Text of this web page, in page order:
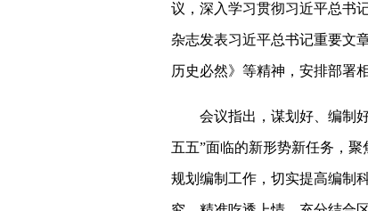
议，深入学习贯彻习近平总书
杂志发表习近平总书记重要文
历史必然》等精神，安排部署
会议指出，谋划好、编制
五五”面临的新形势新任务，
规划编制工作，切实提高编制